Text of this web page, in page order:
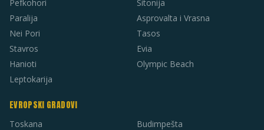
Pefkohori
Paralija
Nei Pori
Stavros
Hanioti
Leptokarija
Sitonija
Asprovalta i Vrasna
Tasos
Evia
Olympic Beach
EVROPSKI GRADOVI
Toskana
Budimpešta